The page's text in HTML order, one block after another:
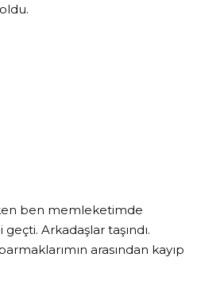
ben memleketimde
Arkadaşlar taşındı.
arasından kayıp